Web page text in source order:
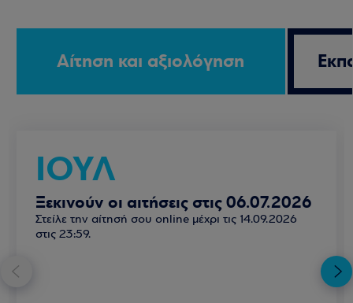
Αίτηση και αξιολόγηση
ΙΟΥΛ
Ξεκινούν οι αιτήσεις στις 06.07.2026
Στείλε την αίτησή σου online μέχρι τις 14.09.2026
στις 23:59.